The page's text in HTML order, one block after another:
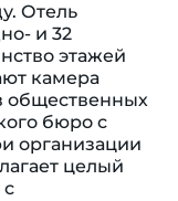
Отель
и 32
этажей
камера
общественных
бюро с
организации
целый
с